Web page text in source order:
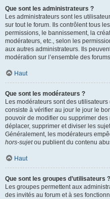
Que sont les administrateurs ?
Les administrateurs sont les
sur tout le forum. Ils contrôlent tous
permissions, le bannissement, la
modérateurs, etc., selon les
aux autres administrateurs. Ils
modération sur l’ensemble des
Haut
Que sont les modérateurs ?
Les modérateurs sont des
consiste à vérifier au jour le jour le
pouvoir de modifier ou supprimer
déplacer, supprimer et diviser les
Généralement, les modérateurs
hors-sujetou publient du contenu
Haut
Que sont les groupes d’utilisateurs ?
Les groupes permettent aux
des invités au forum et à ses